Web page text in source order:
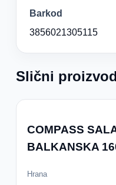
Barkod
3856021305115
Slični
COMPASS
BALKANSKA
Hrana